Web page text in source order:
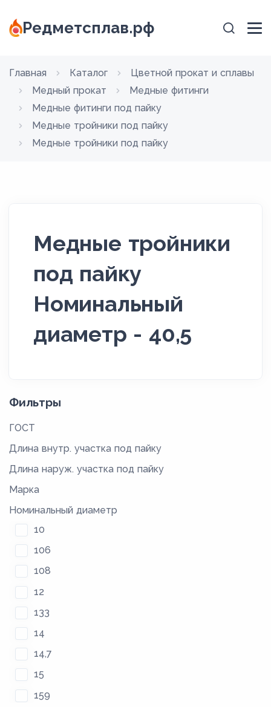
Редметсплав.рф
Главная Каталог
Цветной прокат и сплавы
Медный прокат
Медные фитинги
Медные фитинги под пайку
Медные тройники под пайку
Медные тройники под пайку
Медные тройники
под пайку
Номинальный
диаметр - 40,5
Фильтры
ГОСТ
Длина внутр. участка под пайку
Длина наруж. участка под пайку
Марка
Номинальный диаметр
10
106
108
12
133
14
14,7
15
159